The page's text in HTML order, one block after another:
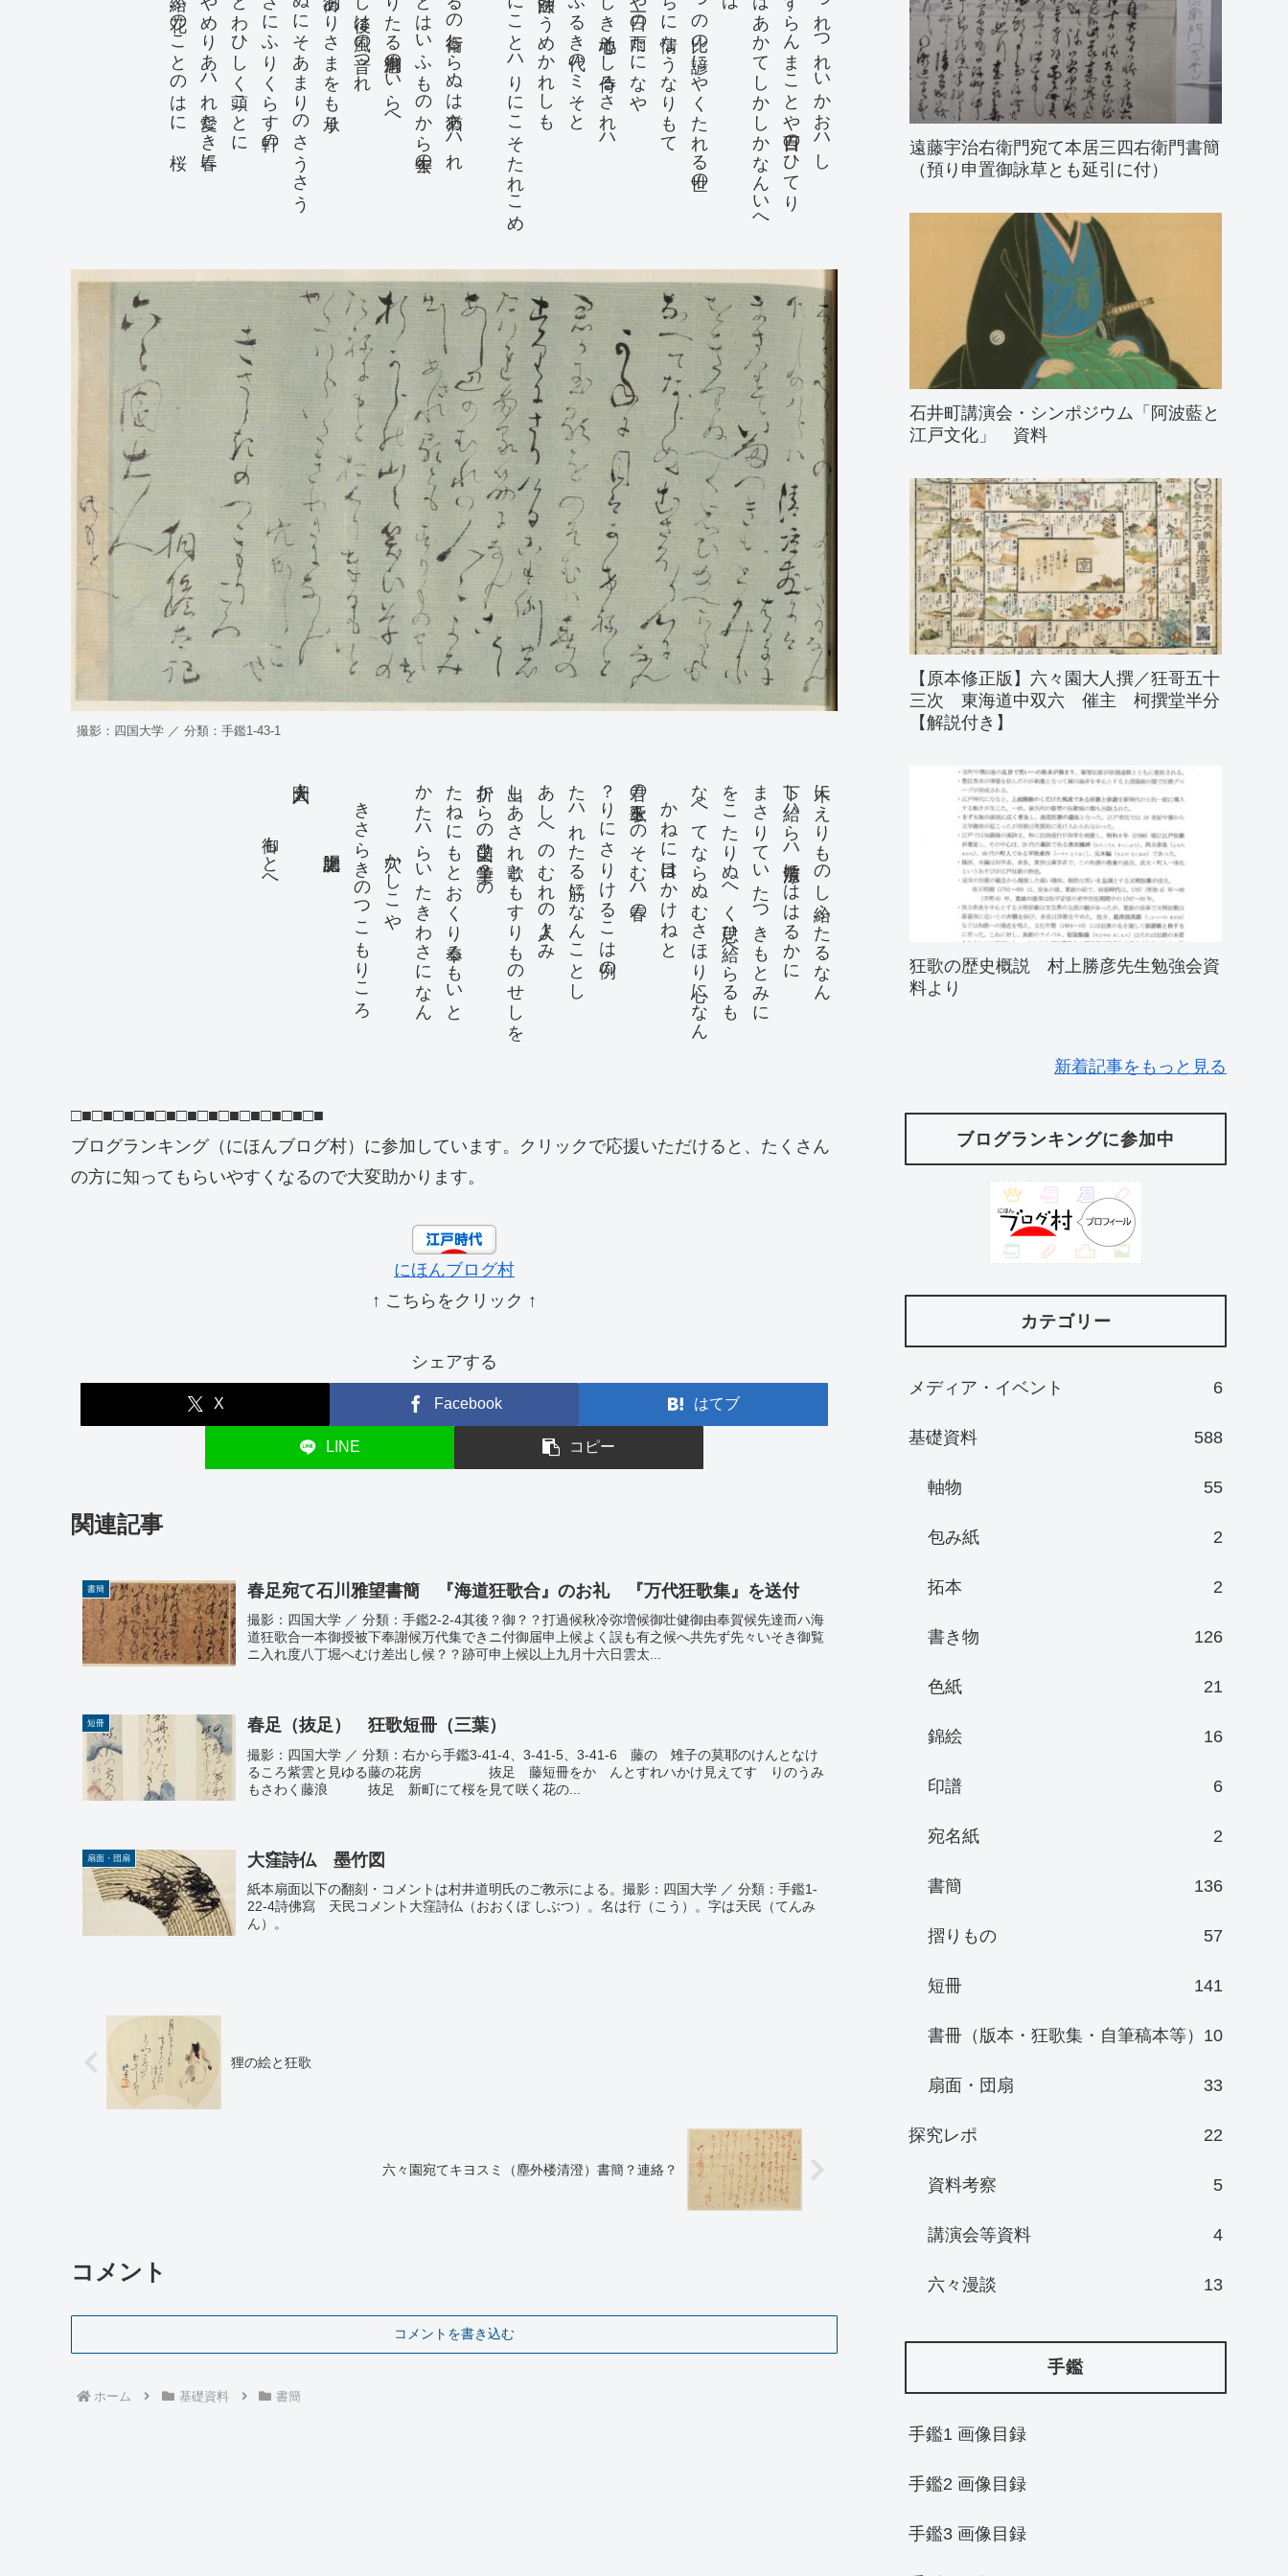
春雨のつれつれいかゝおハし
ますらんまことや百日のひてり
に
は
あ
か
て
し
か
し
か
な
ん
い
へ
る
いつの比の諺にやくたれる世の
人心せちに情なうなりもて
行にや一日の雨たになや
ましき心地そし侍るされハ
何事もふるき代のミそと
吉田の法師のうめかれしも
け
に
こ
と
ハ
り
に
こ
そ
た
れ
こ
め
はるの行衛しらぬは猶あハれ
にとはいふものから去年の
冬給ハりたる御消息のいらへ
吹続て御ありさまをも承り
侍らぬにそあまりのさうさう
しさにふりくらす軒の
糸水いとわひしく頭ことに
なやめりあハれ愛たき春に
咲せ給ふ花のことのはに 桜
撮影：四国大学 ／ 分類：手鑑1-43-1
木にえりものし給ふたるなん
下し給ハらハ清涼敷にははるかに
まさりていたつきもとみに
をこたりぬへく思ひ給へらるゝも
なへてならぬむさほり心になん
かねに目はかけねと
君の玉歌をのそむハ春の
？りにさりけるこは例の
たハれたる筋になんことし
あしへのむれの人々よみ
出しあされ歌ともすりものせしを
折からの山々笑ひ筆（学？）の
たねにもとおくり奉るもいと
かたハらいたきわさになん
穴かしこや
きさらきのつこもりころ
御もとへ
□■□■□■□■□■□■□■□■□■□■□■□■
ブログランキング（にほんブログ村）に参加しています。クリックで応援いただけると、たくさん
の方に知ってもらいやすくなるので大変助かります。
にほんブログ村
↑ こちらをクリック ↑
シェアする
X Facebook はてブ
LINE コピー
関連記事
書簡 春足宛て石川雅望書簡 『海道狂歌合』のお礼 『万代狂歌集』を送付
撮影：四国大学 ／ 分類：手鑑2-2-4其後？御？？打過候秋冷弥増候御壮健御由奉賀候先達而ハ海
道狂歌合一本御授被下奉謝候万代集できニ付御届申上候よく誤も有之候へ共先ず先々いそき御覧
ニ入れ度八丁堀へむけ差出し候？？跡可申上候以上九月十六日雲太...
短冊 春足（抜足） 狂歌短冊（三葉）
撮影：四国大学 ／ 分類：右から手鑑3-41-4、3-41-5、3-41-6 藤のゝ雉子の莫耶のけんとなけ
るころ紫雲と見ゆる藤の花房 抜足 藤短冊をかゝんとすれハかけ見えてすゝりのうみ
もさわく藤浪 抜足 新町にて桜を見て咲く花の...
扇面・団扇 大窪詩仏 墨竹図
紙本扇面以下の翻刻・コメントは村井道明氏のご教示による。撮影：四国大学 ／ 分類：手鑑1-
22-4詩佛寫 天民コメント大窪詩仏（おおくぼ しぶつ）。名は行（こう）。字は天民（てんみ
ん）。
狸の絵と狂歌
六々園宛てキヨスミ（塵外楼清澄）書簡？連絡？
コメント
コメントを書き込む
ホーム 基礎資料 書簡
遠藤宇治右衛門宛て本居三四右衛門書簡
（預り申置御詠草とも延引に付）
石井町講演会・シンポジウム「阿波藍と
江戸文化」 資料
【原本修正版】六々園大人撰／狂哥五十
三次 東海道中双六 催主 柯撰堂半分
【解説付き】
狂歌の歴史概説 村上勝彦先生勉強会資
料より
新着記事をもっと見る
ブログランキングに参加中
カテゴリー
メディア・イベント 6
基礎資料 588
軸物 55
包み紙 2
拓本 2
書き物 126
色紙 21
錦絵 16
印譜 6
宛名紙 2
書簡 136
摺りもの 57
短冊 141
書冊（版本・狂歌集・自筆稿本等） 10
扇面・団扇 33
探究レポ 22
資料考察 5
講演会等資料 4
六々漫談 13
手鑑
手鑑1 画像目録
手鑑2 画像目録
手鑑3 画像目録